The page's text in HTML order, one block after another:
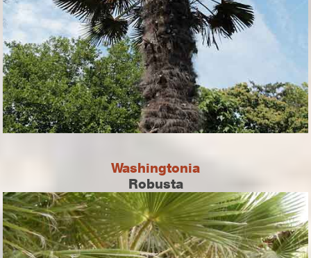
Washingtonia
Robusta